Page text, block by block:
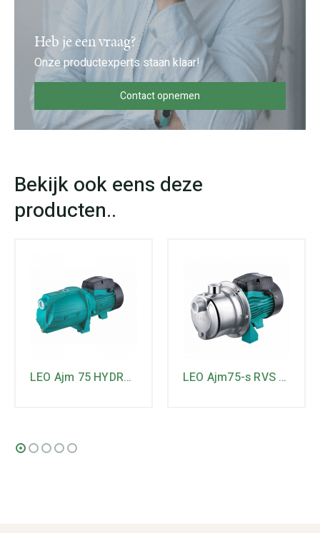
Heb je een vraag?
Onze productexperts staan klaar!
Contact opnemen
LEO Ajm 75 HYDRO gietijzeren JET-pomp LEO Ajm75-s RVS JET-ppomp